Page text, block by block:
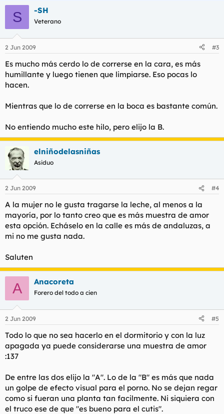
S -SH
Veterano
2 Jun 2009 #3
Es mucho más cerdo lo de correrse en la cara, es más
humillante y luego tienen que limpiarse. Eso pocas lo
hacen.
Mientras que lo de correrse en la boca es bastante común.
No entiendo mucho este hilo, pero elijo la B.
elniñodelasniñas
Asiduo
2 Jun 2009 #4
A la mujer no le gusta tragarse la leche, al menos a la
mayoría, por lo tanto creo que es más muestra de amor
esta opción. Echáselo en la calle es más de andaluzas, a
mi no me gusta nada.
Saluten
A Anacoreta
Forero del todo a cien
2 Jun 2009 #5
Todo lo que no sea hacerlo en el dormitorio y con la luz
apagada ya puede considerarse una muestra de amor
:137
De entre las dos elijo la "A". Lo de la "B" es más que nada
un golpe de efecto visual para el porno. No se dejan regar
como si fueran una planta tan facilmente. Ni siquiera con
el truco ese de que "es bueno para el cutis".